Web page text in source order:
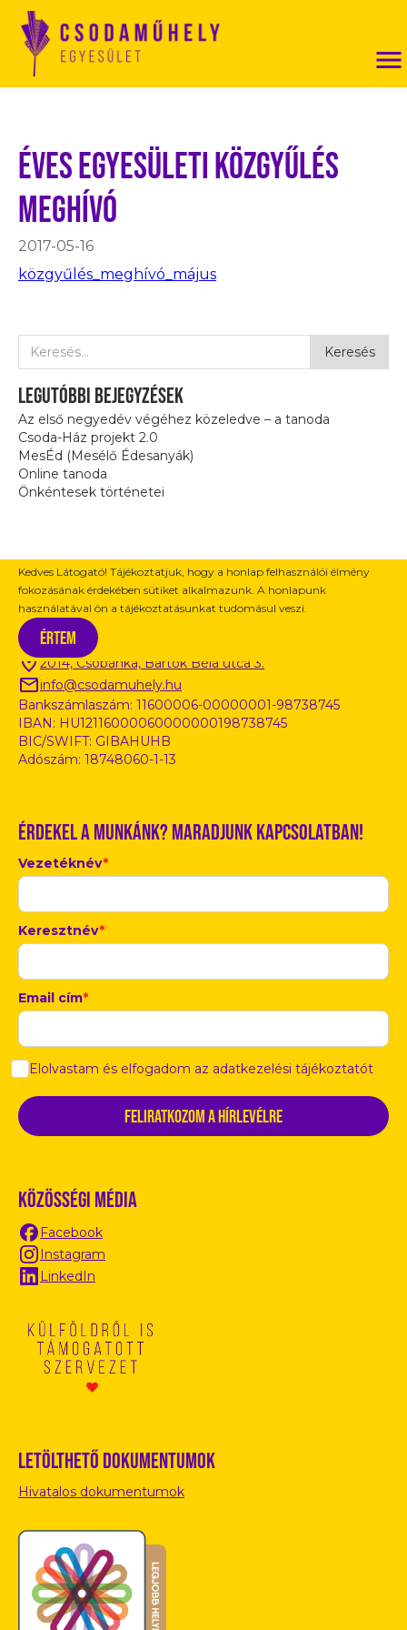
Éves egyesületi közgyűlés
meghívó
2017-05-16
közgyűlés_meghívó_május
Legutóbbi bejegyzések
Az első negyedév végéhez közeledve – a tanoda
Csoda-Ház projekt 2.0
MesÉd (Mesélő Édesanyák)
Online tanoda
Önkéntesek történetei
Kapcsolat / Információ
2014, Csobánka, Bartók Béla utca 3.
info@csodamuhely.hu
Bankszámlaszám: 11600006-00000001-98738745
IBAN: HU12116000060000000198738745
BIC/SWIFT: GIBAHUHB
Adószám: 18748060-1-13
Érdekel a munkánk? Maradjunk kapcsolatban!
Vezetéknév*
Keresztnév*
Email cím*
Elolvastam és elfogadom az adatkezelési tájékoztatót
Közösségi média
Facebook
Instagram
LinkedIn
Letölthető dokumentumok
Hivatalos dokumentumok
Kedves Látogató! Tájékoztatjuk, hogy a honlap felhasználói élmény
fokozásának érdekében sütiket alkalmazunk. A honlapunk
használatával ön a tájékoztatásunkat tudomásul veszi.
Értem